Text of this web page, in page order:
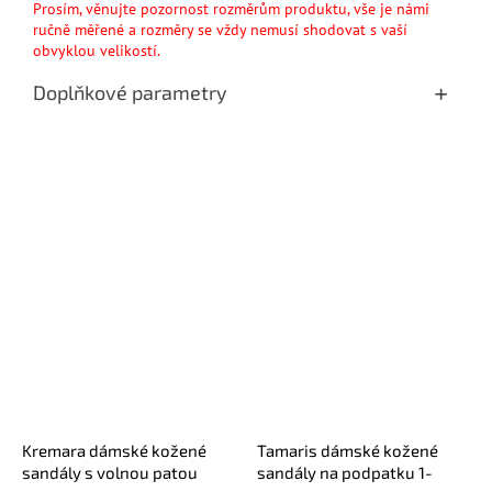
Prosím, věnujte pozornost rozměrům produktu, vše je námi
ručně měřené a rozměry se vždy nemusí shodovat s vaší
obvyklou velikostí.
Doplňkové parametry
Kremara dámské kožené
sandály s volnou patou
Tamaris dámské kožené
sandály na podpatku 1-